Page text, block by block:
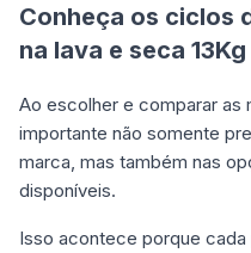
Conheça os ciclos
na lava e seca 13Kg
Ao escolher e comparar as
importante não somente
marca, mas também nas
disponíveis.
Isso acontece porque